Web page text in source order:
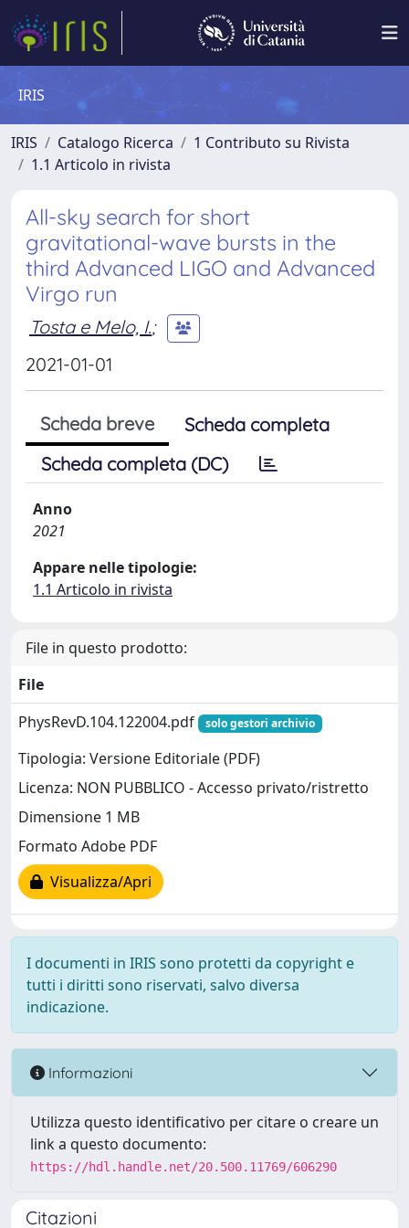
IRIS
IRIS Catalogo Ricerca
1 Contributo su Rivista
1.1 Articolo in rivista
All-sky search for short
gravitational-wave bursts in the
third Advanced LIGO and Advanced
Virgo run
Tosta e Melo, I.;
2021-01-01
Scheda breve
Scheda completa
Scheda completa (DC)
Anno
2021
Appare nelle tipologie:
1.1 Articolo in rivista
File in questo prodotto:
File
PhysRevD.104.122004.pdf
solo gestori archivio
Tipologia: Versione Editoriale (PDF)
Licenza: NON PUBBLICO - Accesso privato/ristretto
Dimensione 1 MB
Formato Adobe PDF
Visualizza/Apri
I documenti in IRIS sono protetti da copyright e
tutti i diritti sono riservati, salvo diversa
indicazione.
Informazioni
Utilizza questo identificativo per citare o creare un
link a questo documento:
https://hdl.handle.net/20.500.11769/606290
Citazioni